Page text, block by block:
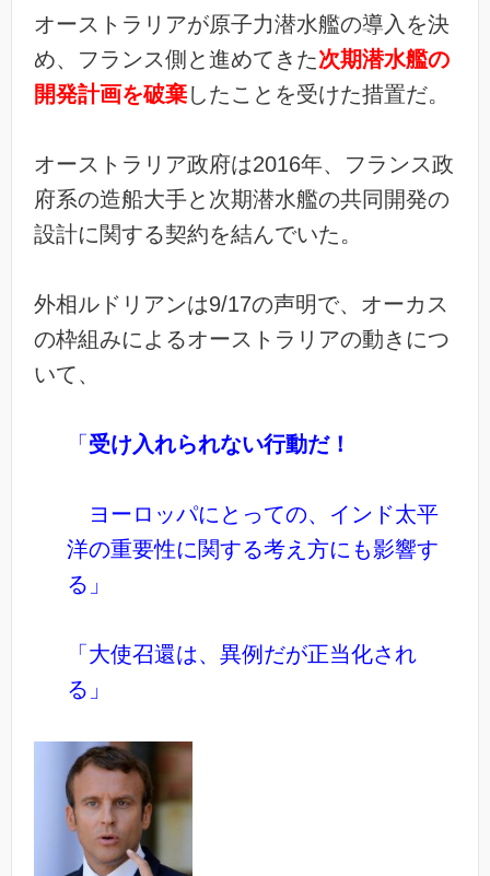
オーストラリアが原子力潜水艦の導入を決
め、フランス側と進めてきた次期潜水艦の
開発計画を破棄したことを受けた措置だ。
オーストラリア政府は2016年、フランス政
府系の造船大手と次期潜水艦の共同開発の
設計に関する契約を結んでいた。
外相ルドリアンは9/17の声明で、オーカス
の枠組みによるオーストラリアの動きにつ
いて、
「受け入れられない行動だ！
ヨーロッパにとっての、 インド太平
洋の重要性に関する考え方にも影響す
る」
「大使召還は、異例だが正当化され
る」